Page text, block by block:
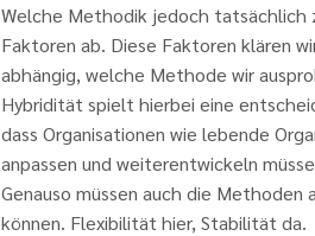
Welche Methodik jedoch tatsächlich
Faktoren ab. Diese Faktoren klären
abhängig, welche Methode wir
Hybridität spielt hierbei eine
dass Organisationen wie lebende
anpassen und weiterentwickeln
Genauso müssen auch die Methoden
können. Flexibilität hier, Stabilität da.